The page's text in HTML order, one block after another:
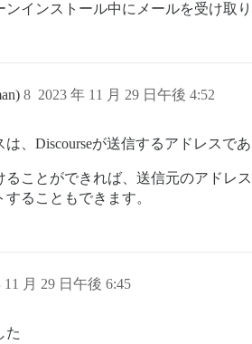
ンインストール中にメールを受け取
2023 年 11 月 29 日午後 4:52
8
、Discourseが送信するアドレスで
ることができれば、送信元のアドレ
ることもできます。
11 月 29 日午後 6:45
た